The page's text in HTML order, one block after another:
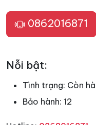
0862016871
Nỗi bật:
Tình trạng: Còn
Bảo hành: 12